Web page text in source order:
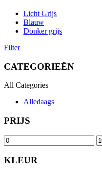
Licht Grijs
Blauw
Donker grijs
Filter
CATEGORIEËN
All Categories
Alledaags
PRIJS
Min.
prijs
KLEUR